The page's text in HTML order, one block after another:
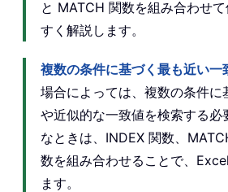
と MATCH 関数を組み合わせ
すく解説します。
複数の条件に基づく最も近い一
場合によっては、複数の条件に
や近似的な一致値を検索する必
なときは、INDEX 関数、
数を組み合わせることで、
ます。